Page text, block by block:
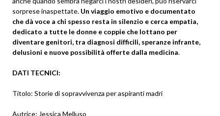
sorprese inaspettate. Un viaggio emotivo e documentato
che dà voce a chi spesso resta in silenzio e cerca empatia,
dedicato a tutte le donne e coppie che lottano per
diventare genitori, tra diagnosi difficili, speranze infrante,
delusioni e nuove possibilità offerte dalla medicina.
DATI TECNICI:
Titolo: Storie di sopravvivenza per aspiranti madri
Autrice: Jessica Melluso